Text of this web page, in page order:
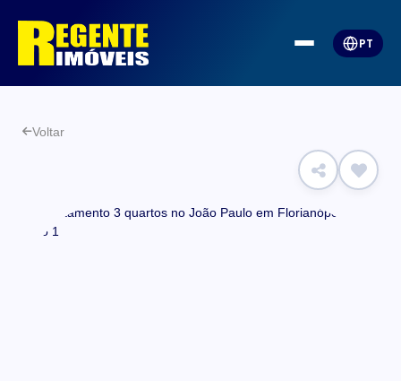
PT
Voltar